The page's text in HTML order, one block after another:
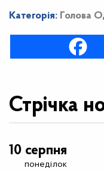
Категорія: Голова
Стрічка
10 серпня
понеділок